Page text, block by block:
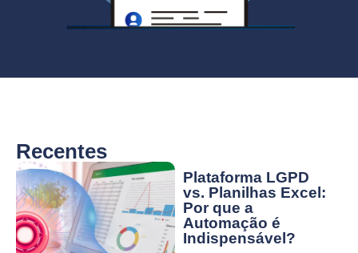
Recentes
Plataforma LGPD
vs. Planilhas Excel:
Por que a
Automação é
Indispensável?